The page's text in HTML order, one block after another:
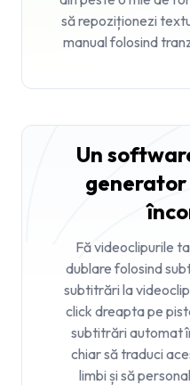
să repoziționezi
manual folosind
Un
Fă videoclipurile
dublare folosind
subtitrări la
click dreapta pe
subtitrări automat
chiar să traduci
limbi și să